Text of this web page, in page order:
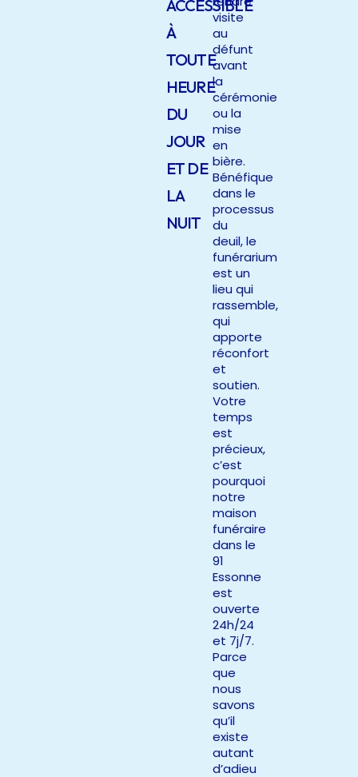
ACCESSIBLE
À
TOUTE
HEURE
DU
JOUR
ET DE
LA
NUIT
visite
au
défunt
avant
la
cérémonie
ou la
mise
en
bière.
Bénéfique
dans le
processus
du
deuil, le
funérarium
est un
lieu qui
rassemble,
qui
apporte
réconfort
et
soutien.
Votre
temps
est
précieux,
c’est
pourquoi
notre
maison
funéraire
dans le
91
Essonne
est
ouverte
24h/24
et 7j/7.
Parce
que
nous
savons
qu’il
existe
autant
d’adieu